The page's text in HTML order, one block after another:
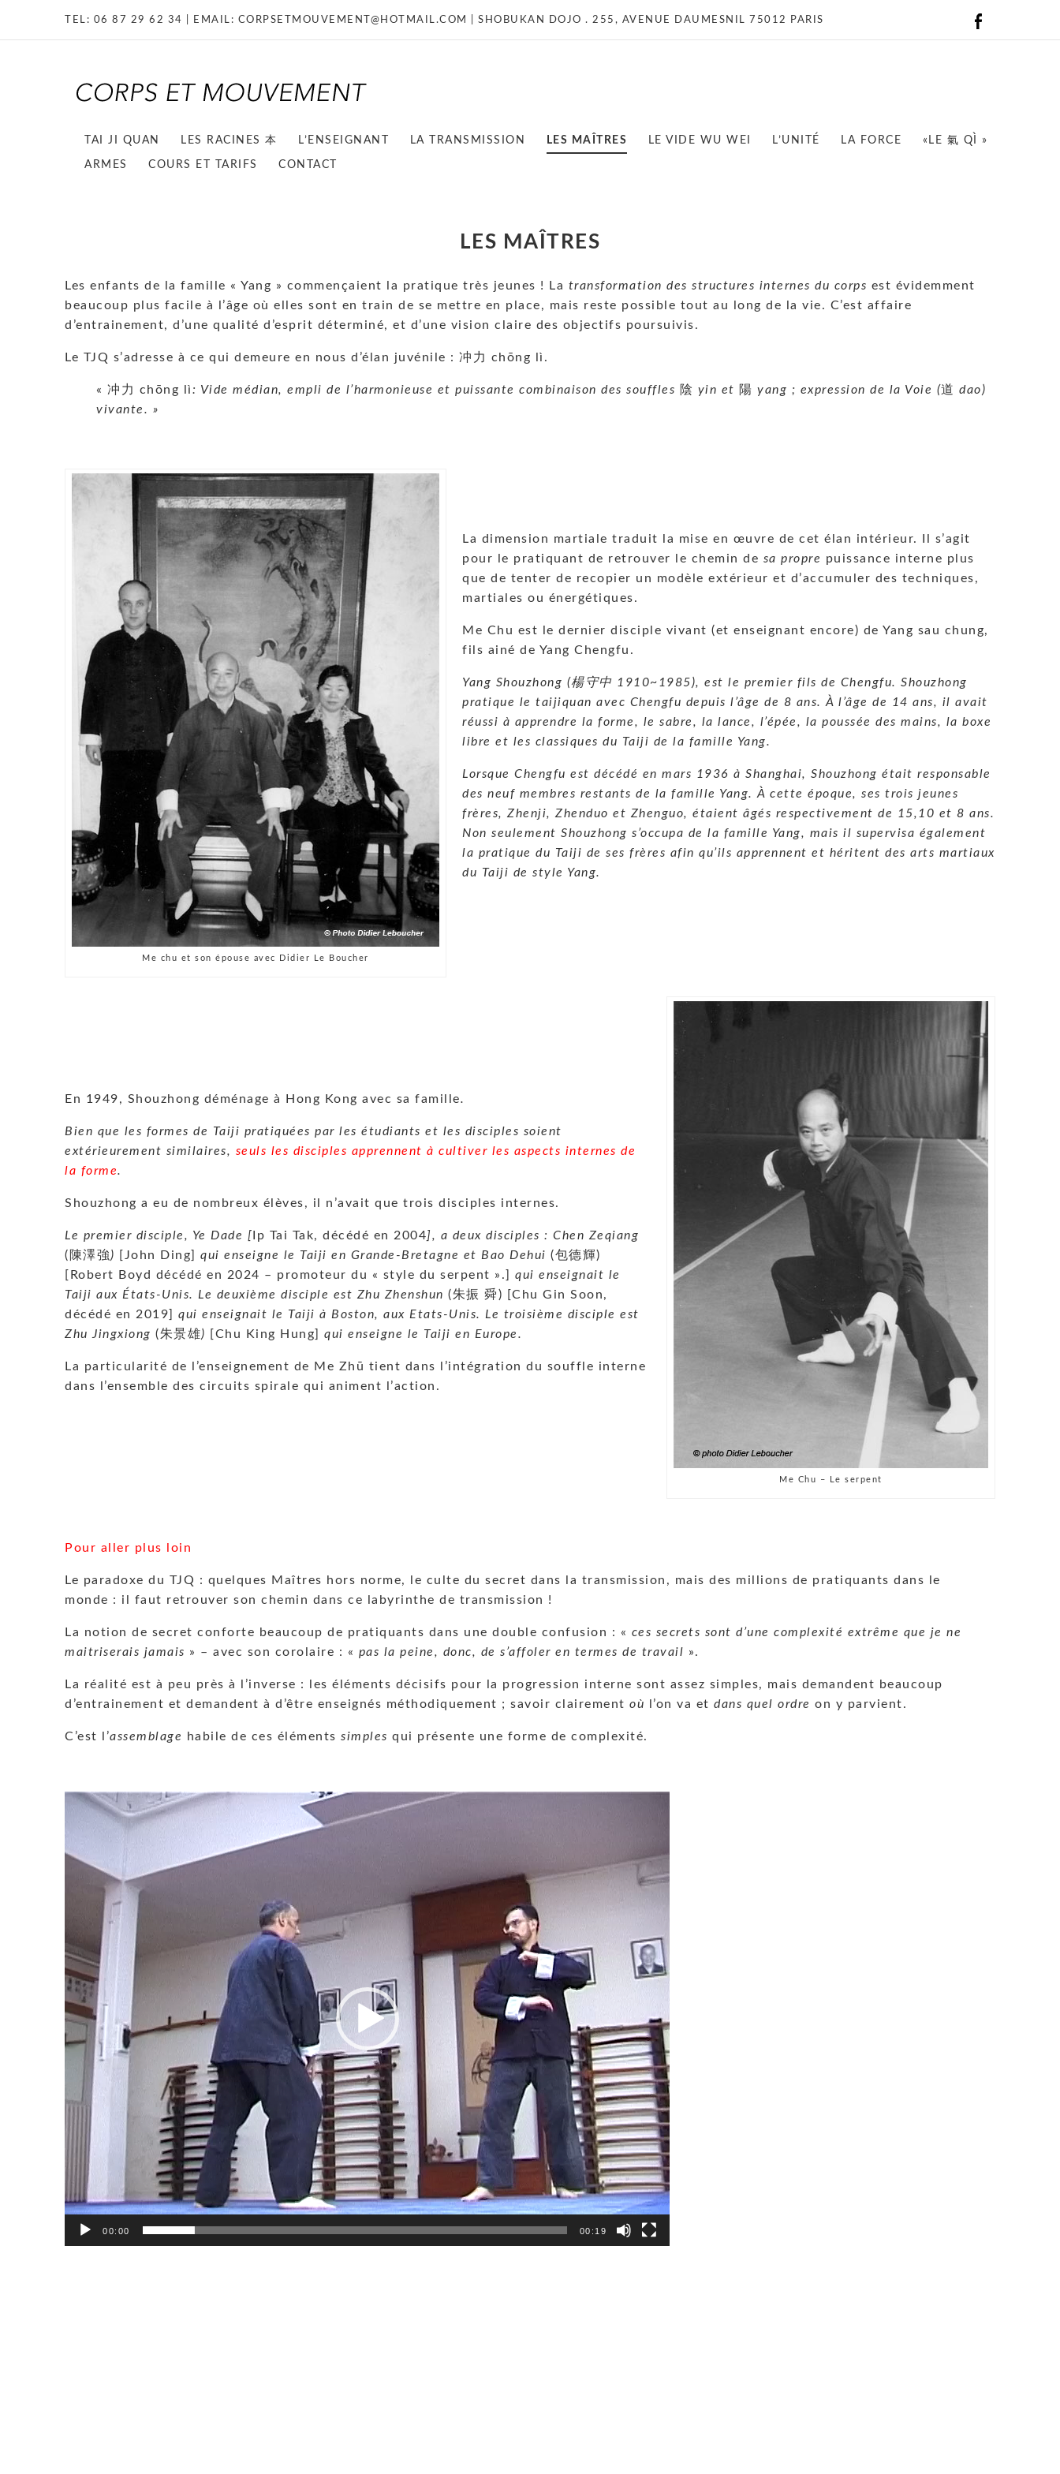
TEL: 06 87 29 62 34 | EMAIL: CORPSETMOUVEMENT@HOTMAIL.COM | SHOBUKAN DOJO . 255, AVENUE DAUMESNIL 75012 PARIS
TAI JI QUAN LES RACINES 本 L’ENSEIGNANT LA TRANSMISSION LES MAÎTRES LE VIDE WU WEI L’UNITÉ LA FORCE «LE 氣 QÌ »
ARMES COURS ET TARIFS CONTACT
LES MAÎTRES
Les enfants de la famille « Yang » commençaient la pratique très jeunes ! La transformation des structures internes du corps est évidemment
beaucoup plus facile à l’âge où elles sont en train de se mettre en place, mais reste possible tout au long de la vie. C’est affaire
d’entrainement, d’une qualité d’esprit déterminé, et d’une vision claire des objectifs poursuivis.
Le TJQ s’adresse à ce qui demeure en nous d’élan juvénile : 冲力 chōng lì.
« 冲力 chōng lì: Vide médian, empli de l’harmonieuse et puissante combinaison des souffles 陰 yin et 陽 yang ; expression de la Voie (道 dao)
vivante. »
Me chu et son épouse avec Didier Le Boucher
La dimension martiale traduit la mise en œuvre de cet élan intérieur. Il s’agit
pour le pratiquant de retrouver le chemin de sa propre puissance interne plus
que de tenter de recopier un modèle extérieur et d’accumuler des techniques,
martiales ou énergétiques.
Me Chu est le dernier disciple vivant (et enseignant encore) de Yang sau chung,
fils ainé de Yang Chengfu.
Yang Shouzhong (楊守中 1910~1985), est le premier fils de Chengfu. Shouzhong
pratique le taijiquan avec Chengfu depuis l’âge de 8 ans. À l’âge de 14 ans, il avait
réussi à apprendre la forme, le sabre, la lance, l’épée, la poussée des mains, la boxe
libre et les classiques du Taiji de la famille Yang.
Lorsque Chengfu est décédé en mars 1936 à Shanghai, Shouzhong était responsable
des neuf membres restants de la famille Yang. À cette époque, ses trois jeunes
frères, Zhenji, Zhenduo et Zhenguo, étaient âgés respectivement de 15,10 et 8 ans.
Non seulement Shouzhong s’occupa de la famille Yang, mais il supervisa également
la pratique du Taiji de ses frères afin qu’ils apprennent et héritent des arts martiaux
du Taiji de style Yang.
Me Chu – Le serpent
En 1949, Shouzhong déménage à Hong Kong avec sa famille.
Bien que les formes de Taiji pratiquées par les étudiants et les disciples soient
extérieurement similaires, seuls les disciples apprennent à cultiver les aspects internes de
la forme.
Shouzhong a eu de nombreux élèves, il n’avait que trois disciples internes.
Le premier disciple, Ye Dade [ Ip Tai Tak, décédé en 2004], a deux disciples : Chen Zeqiang
(陳澤強) [John Ding] qui enseigne le Taiji en Grande-Bretagne et Bao Dehui (包德輝)
[Robert Boyd décédé en 2024 – promoteur du « style du serpent ».]
qui enseignait le
Taiji aux États-Unis. Le deuxième disciple est Zhu Zhenshun (朱振 舜) [Chu Gin Soon,
décédé en 2019]
qui enseignait le Taiji à Boston, aux Etats-Unis. Le troisième disciple est
Zhu Jingxiong (朱景雄) [Chu King Hung] qui enseigne le Taiji en Europe.
La particularité de l’enseignement de Me Zhū tient dans l’intégration du souffle interne
dans l’ensemble des circuits spirale qui animent l’action.
Pour aller plus loin
Le paradoxe du TJQ : quelques Maîtres hors norme, le culte du secret dans la transmission, mais des millions de pratiquants dans le
monde : il faut retrouver son chemin dans ce labyrinthe de transmission !
La notion de secret conforte beaucoup de pratiquants dans une double confusion : « ces secrets sont d’une complexité extrême que je ne
maitriserais jamais » – avec son corolaire : « pas la peine, donc, de s’affoler en termes de travail ».
La réalité est à peu près à l’inverse : les éléments décisifs pour la progression interne sont assez simples, mais demandent beaucoup
d’entrainement et demandent à d’être enseignés méthodiquement ; savoir clairement où l’on va et dans quel ordre on y parvient.
C’est l’assemblage habile de ces éléments simples qui présente une forme de complexité.
Lecteur
00:00 00:19